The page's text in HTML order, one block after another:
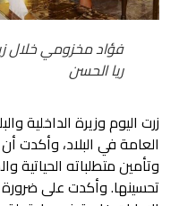
فؤاد مخزومي خلال
ريا الحسن
زرت اليوم وزيرة الداخلية
العامة في البلاد، وأكدت
وتأمين متطلباته الحياتية
تحسينها. وأكدت على